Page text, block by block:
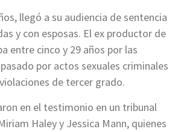
llegó a su audiencia de sentencia
y con esposas. El ex productor de
entre cinco y 29 años por las
por actos sexuales criminales
de tercer grado.
en el testimonio en un tribunal
Haley y Jessica Mann, quienes